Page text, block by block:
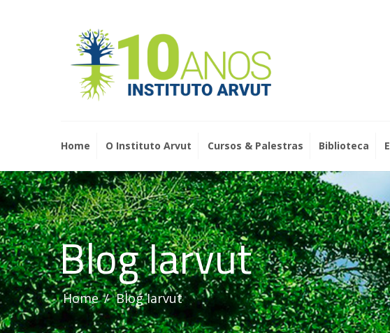
Home O Instituto Arvut Cursos & Palestras Biblioteca
Blog Iarvut
Home Blog Iarvut